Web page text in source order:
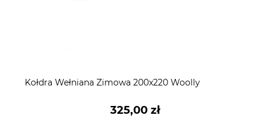
Kołdra Wełniana Zimowa 200x220 Woolly
325,00 zł